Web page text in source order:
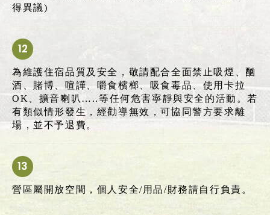
得異議)
為維護住宿品質及安全，敬請配合全面禁止吸煙、酗
酒、賭博、喧譁、嚼食檳榔、吸食毒品、使用卡拉
OK、擴音喇叭…..等任何危害寧靜與安全的活動。若
有類似情形發生，經勸導無效，可協同警方要求離
場，並不予退費。
營區屬開放空間，個人安全/用品/財務請自行負責。